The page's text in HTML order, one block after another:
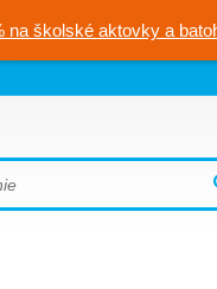
na školské aktovky a